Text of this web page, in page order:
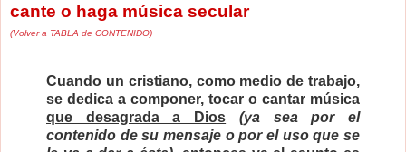
cante o haga música secular
(Volver a TABLA de CONTENIDO)
Cuando un cristiano, como medio de trabajo,
se dedica a componer, tocar o cantar música
que desagrada a Dios
(ya sea por el
contenido de su mensaje o por el uso que se